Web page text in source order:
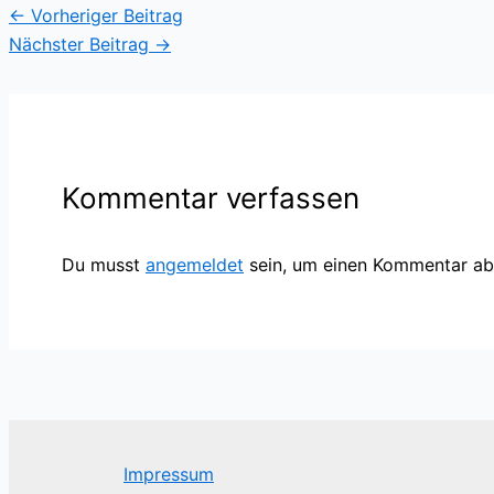
← Vorheriger Beitrag
Nächster Beitrag →
Kommentar verfassen
Du musst angemeldet sein, um einen Kommentar
Impressum